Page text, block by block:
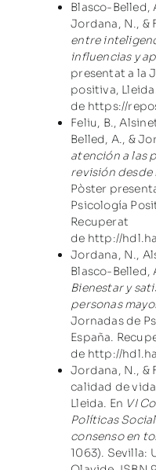
Blasco-Belled,
Jordana, N., &
entre
influencias y
presentat a la
positiva,
de https://
Feliu, B.,
Belled, A., &
atención a las
revisión
Pòster
Psicología
Recuperat
de http://
Jordana, N.,
Blasco-Belled,
Bienestar y
personas
Jornadas de
España.
de http://
Jordana, N., &
calidad de
Lleida. En VI
Políticas
consenso en
1063). Sevilla: